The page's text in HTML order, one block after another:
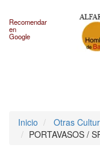
Recomendar
en
Google
Inicio
Otras
PORTAVASOS /